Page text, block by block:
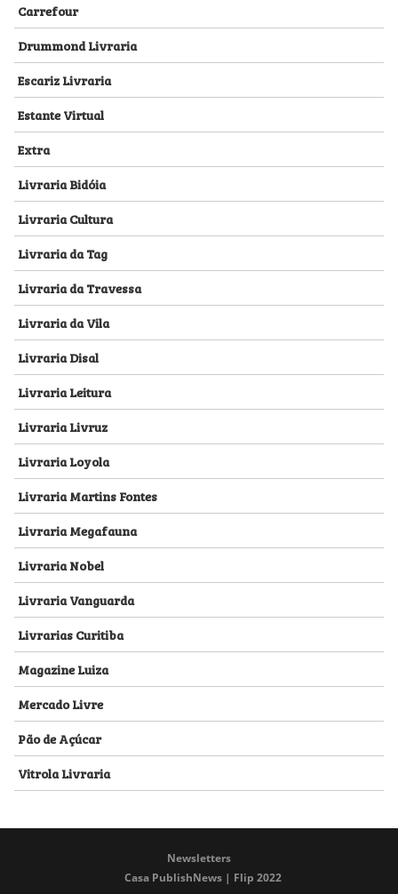
Carrefour
Drummond Livraria
Escariz Livraria
Estante Virtual
Extra
Livraria Bidóia
Livraria Cultura
Livraria da Tag
Livraria da Travessa
Livraria da Vila
Livraria Disal
Livraria Leitura
Livraria Livruz
Livraria Loyola
Livraria Martins Fontes
Livraria Megafauna
Livraria Nobel
Livraria Vanguarda
Livrarias Curitiba
Magazine Luiza
Mercado Livre
Pão de Açúcar
Vitrola Livraria
Newsletters
Casa PublishNews | Flip 2022